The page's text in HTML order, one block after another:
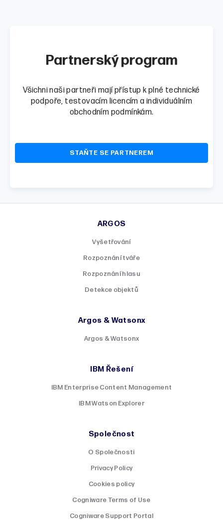
Partnerský program
Všichni naši partneři mají přístup k plné technické
podpoře, testovacím licencím a individuálním
obchodním podmínkám.
STAŇTE SE PARTNEREM
ARGOS
Vyšetřování
Rozpoznání tváře
Rozpoznání hlasu
Detekce objektů
Argos & Watsonx
Argos & Watsonx
IBM Řešení
IBM Enterprise Content Management
IBM Watson Explorer
Společnost
O Společnosti
Privacy Policy
Cookies policy
Cogniware Terms of Use
Cogniware Support Portal